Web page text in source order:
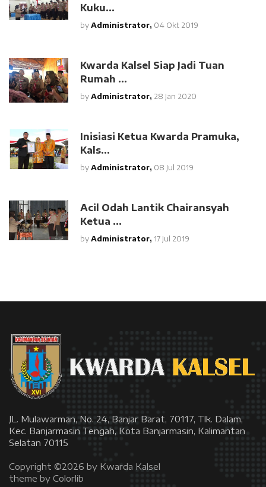
Kuku...
by Administrator, 04 Okt 2019
Kwarda Kalsel Siap Jadi Tuan
Rumah ...
by Administrator, 28 Jan 2020
Inisiasi Ketua Kwarda Pramuka,
Kals...
by Administrator, 08 Jul 2019
Acil Odah Lantik Chairansyah
Ketua ...
by Administrator, 17 Jul 2019
JL. Mulawarman, No. 24, Banjar Barat, 70117, Tlk. Dalam,
Kec. Banjarmasin Tengah, Kota Banjarmasin, Kalimantan
Selatan 70115
Copyright ©2026 by Kwarda Kalsel
theme by Colorlib